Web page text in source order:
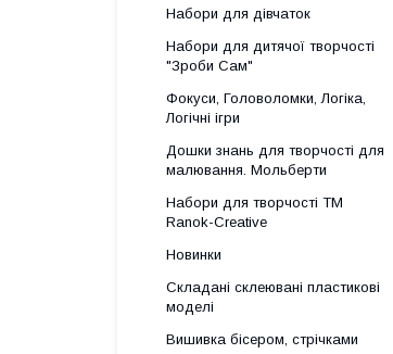
Набори для дівчаток
Набори для дитячої творчості
"Зроби Сам"
Фокуси, Головоломки, Логіка,
Логічні ігри
Дошки знань для творчості для
малювання. Мольберти
Набори для творчості ТМ
Ranok-Creative
Новинки
Складані склеювані пластикові
моделі
Вишивка бісером, стрічками